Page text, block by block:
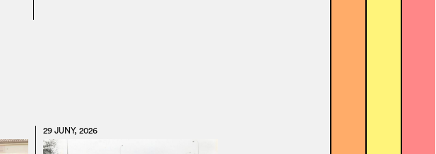
29 JUNY, 2026